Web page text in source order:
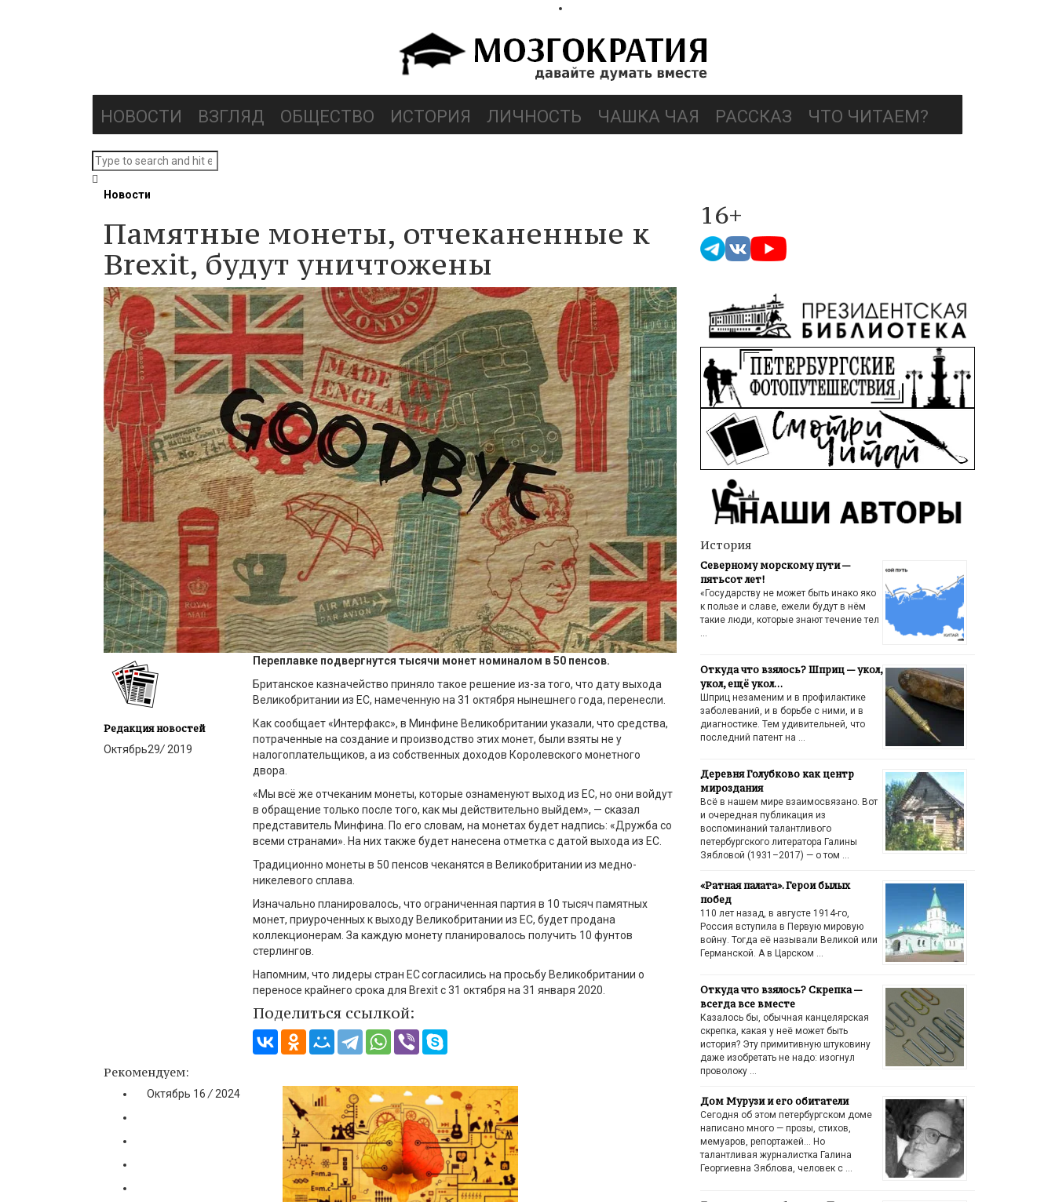
НОВОСТИ ВЗГЛЯД ОБЩЕСТВО ИСТОРИЯ ЛИЧНОСТЬ ЧАШКА ЧАЯ РАССКАЗ ЧТО ЧИТАЕМ?
Новости
Памятные монеты, отчеканенные к
Brexit, будут уничтожены
Редакция новостей
Октябрь29/ 2019
Переплавке подвергнутся тысячи монет номиналом в 50 пенсов.
Британское казначейство приняло такое решение из-за того, что дату выхода
Великобритании из ЕС, намеченную на 31 октября нынешнего года, перенесли.
Как сообщает «Интерфакс», в Минфине Великобритании указали, что средства,
потраченные на создание и производство этих монет, были взяты не у
налогоплательщиков, а из собственных доходов Королевского монетного
двора.
«Мы всё же отчеканим монеты, которые ознаменуют выход из ЕС, но они войдут
в обращение только после того, как мы действительно выйдем», — сказал
представитель Минфина. По его словам, на монетах будет надпись: «Дружба со
всеми странами». На них также будет нанесена отметка с датой выхода из ЕС.
Традиционно монеты в 50 пенсов чеканятся в Великобритании из медно-
никелевого сплава.
Изначально планировалось, что ограниченная партия в 10 тысяч памятных
монет, приуроченных к выходу Великобритании из ЕС, будет продана
коллекционерам. За каждую монету планировалось получить 10 фунтов
стерлингов.
Напомним, что лидеры стран ЕС согласились на просьбу Великобритании о
переносе крайнего срока для Brexitс 31 октября на 31 января 2020.
Поделиться ссылкой:
Рекомендуем:
Октябрь 16 / 2024
16+
История
Северному морскому пути —
пятьсот лет!
«Государству не может быть инако яко
к пользе и славе, ежели будут в нём
такие люди, которые знают течение тел
Откуда что взялось? Шприц — укол,
укол, ещё укол…
Шприц незаменим и в профилактике
заболеваний, и в борьбе с ними, и в
диагностике. Тем удивительней, что
последний патент на …
Деревня Голубково как центр
мироздания
Всё в нашем мире взаимосвязано. Вот
и очередная публикация из
воспоминаний талантливого
петербургского литератора Галины
Зябловой (1931–2017) — о том …
«Ратная палата». Герои былых
побед
110 лет назад, в августе 1914-го,
Россия вступила в Первую мировую
войну. Тогда её называли Великой или
Германской. А в Царском …
Откуда что взялось? Скрепка —
всегда все вместе
Казалось бы, обычная канцелярская
скрепка, какая у неё может быть
история? Эту примитивную штуковину
даже изобретать не надо: изогнул
проволоку …
Дом Мурузи и его обитатели
Сегодня об этом петербургском доме
написано много — прозы, стихов,
мемуаров, репортажей… Но
талантливая журналистка Галина
Георгиевна Зяблова, человек с …